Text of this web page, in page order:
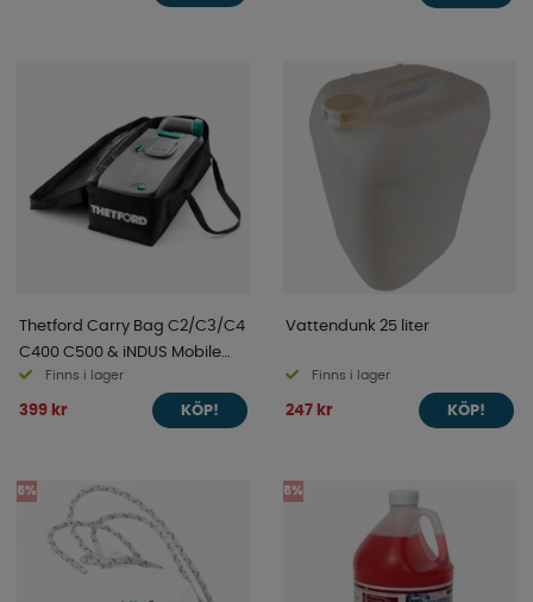
Thetford Carry Bag C2/C3/C4
C400 C500 & iNDUS Mobile
TankFinns i lager
399 kr KÖP!
Vattendunk 25 liter
Finns i lager
247 kr KÖP!
5% 5%